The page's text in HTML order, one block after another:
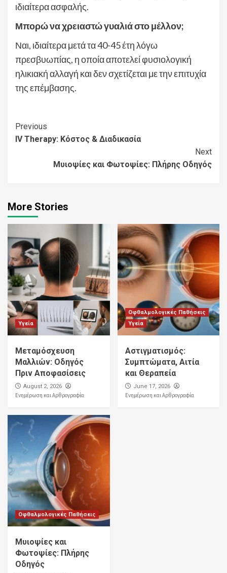
ιδιαίτερα ασφαλής.
Μπορώ να χρειαστώ γυαλιά στο μέλλον;
Ναι, ιδιαίτερα μετά τα 40-45 έτη λόγω
πρεσβυωπίας, η οποία αποτελεί φυσιολογική
ηλικιακή αλλαγή και δεν σχετίζεται με την επιτυχία
της επέμβασης.
Continue
Reading
Previous
IV Therapy: Κόστος & Διαδικασία
Next
Μυιοψίες και Φωτοψίες: Πλήρης Οδηγός
More Stories
Υγεία
Μεταμόσχευση
Μαλλιών: Οδηγός
Πριν Αποφασίσεις
August 2, 2026
Ενημέρωση και Αρθρογραφία
Οφθαλμολογικές Παθήσεις
Υγεία
Αστιγματισμός:
Συμπτώματα, Αιτία
και Θεραπεία
June 17, 2026
Ενημέρωση και Αρθρογραφία
Οφθαλμολογικές Παθήσεις
Μυιοψίες και
Φωτοψίες: Πλήρης
Οδηγός